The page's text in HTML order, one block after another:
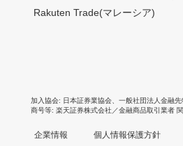
Rakuten Trade(マレーシア)
加入協会 日本証券業協会 一般社団法人金融
商号等 楽天証券株式会社／金融商品取引業者
企業情報 個人情報保護方針